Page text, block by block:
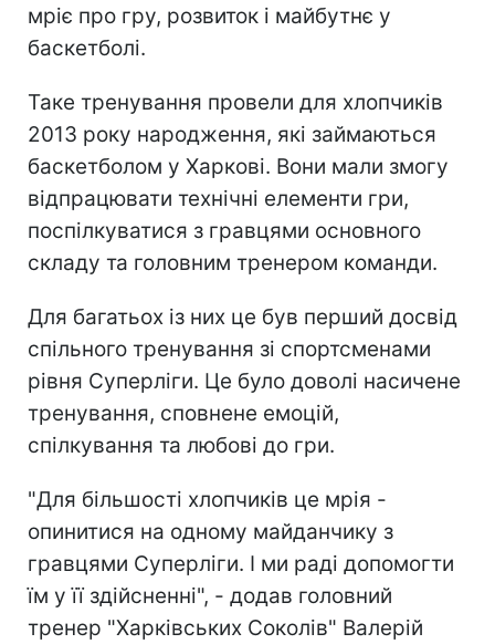
мріє про гру, розвиток і майбутнє у
баскетболі.
Таке тренування провели для хлопчиків
2013 року народження, які займаються
баскетболом у Харкові. Вони мали змогу
відпрацювати технічні елементи гри,
поспілкуватися з гравцями основного
складу та головним тренером команди.
Для багатьох із них це був перший досвід
спільного тренування зі спортсменами
рівня Суперліги. Це було доволі насичене
тренування, сповнене емоцій,
спілкування та любові до гри.
"Для більшості хлопчиків це мрія -
опинитися на одному майданчику з
гравцями Суперліги. І ми раді допомогти
їм у її здійсненні", - додав головний
тренер "Харківських Соколів" Валерій